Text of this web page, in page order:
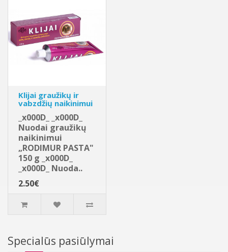
Klijai graužikų ir
vabzdžių naikinimui
_x000D_ _x000D_
Nuodai graužikų
naikinimui
„RODIMUR PASTA"
150 g _x000D_
_x000D_ Nuoda..
2.50€
Specialūs pasiūlymai